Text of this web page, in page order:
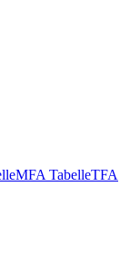
MFA TabelleTFA